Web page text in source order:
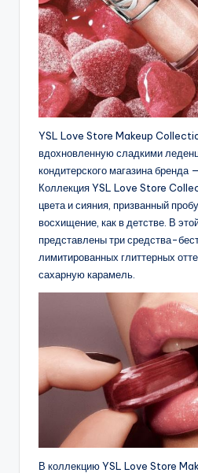
YSL Love Store Makeup
вдохновленную сладкими
кондитерского магазина
Коллекция YSL Love Store
цвета и сияния, призванный
восхищение, как в детстве. В
представлены три средства-
лимитированных глиттерных
сахарную карамель.
В коллекцию YSL Love Store